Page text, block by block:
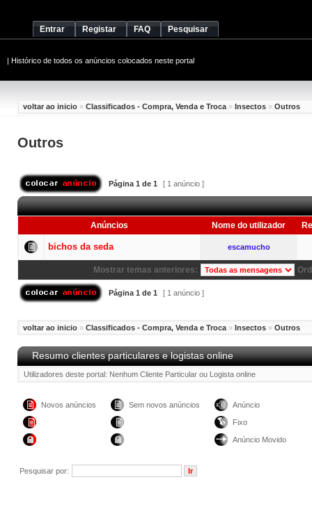
Entrar Registar FAQ Pesquisar
| Histórico de todos os anúncios colocados neste portal
voltar ao inicio » Classificados - Compra, Venda e Troca » Insectos » Outros
Outros
Página 1 de 1 [ 1 anúncio ]
Anúncios Nome do utilizador
bichos da seda escamucho
Mostrar temas anteriores:
Página 1 de 1 [ 1 anúncio ]
voltar ao inicio » Classificados - Compra, Venda e Troca » Insectos » Outros
Resumo clientes particulares e logistas online
Utilizadores deste portal: Nenhum Cliente Particular ou Logista online
Novos anúncios Sem novos anúncios Anúncio
Fixo
Anúncio Movido
Pesquisar por: